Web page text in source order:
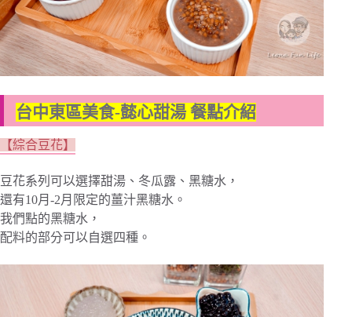
台中東區美食-懿心甜湯 餐點介紹
【綜合豆花】
豆花系列可以選擇甜湯、冬瓜露、黑糖水，
還有10月-2月限定的薑汁黑糖水。
我們點的黑糖水，
配料的部分可以自選四種。